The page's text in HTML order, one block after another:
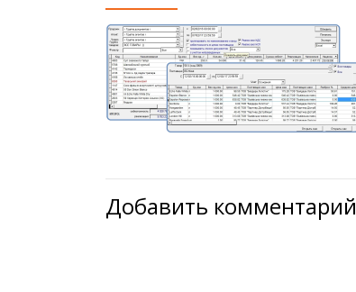
Добавить комментарий